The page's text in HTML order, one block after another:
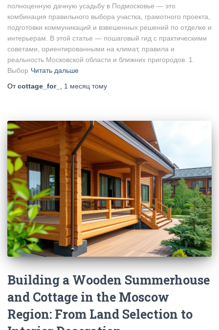
полноценную дачную усадьбу в Подмосковье — это
комбинация правильного выбора участка, грамотного проекта,
подготовки коммуникаций и взвешенных решений по отделке и
интерьерам. В этой статье — пошаговый гид с практическими
советами, ориентированными на климат, правила и
реальность Московской области и ближних пригородов. 1.
Выбор Читать дальше
Отcottage_for_ 1 месяц тому
Building a Wooden Summerhouse
and Cottage in the Moscow
Region: From Land Selection to